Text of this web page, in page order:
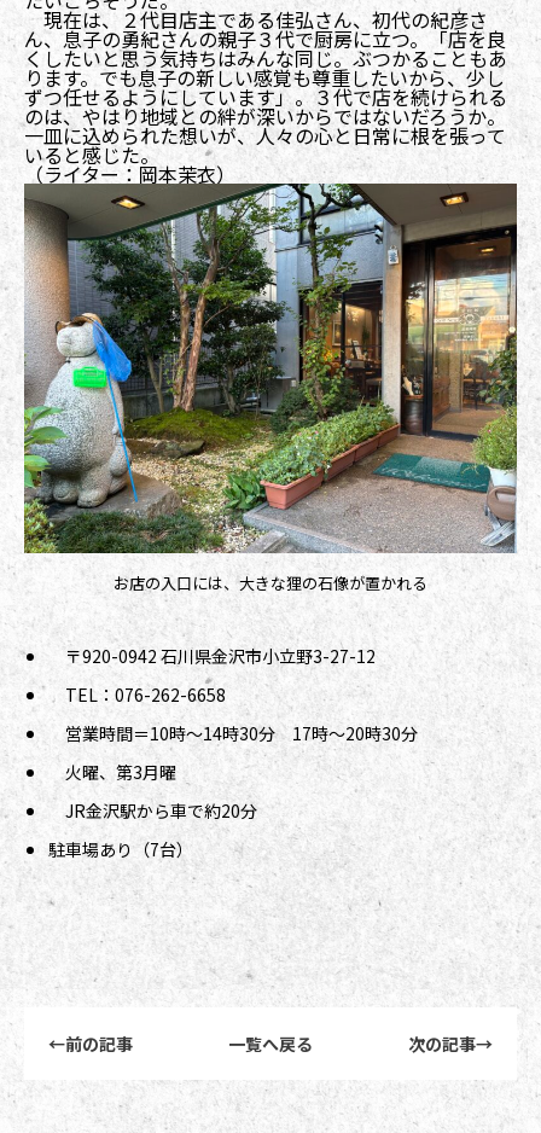
現在は、２代目店主である佳弘さん、初代の紀彦さ
ん、息子の勇紀さんの親子３代で厨房に立つ。「店を良
くしたいと思う気持ちはみんな同じ。ぶつかることもあ
ります。でも息子の新しい感覚も尊重したいから、少し
ずつ任せるようにしています」。３代で店を続けられる
のは、やはり地域との絆が深いからではないだろうか。
一皿に込められた想いが、人々の心と日常に根を張って
いると感じた。
（ライター：岡本茉衣）
お店の入口には、大きな狸の石像が置かれる
〒920-0942 石川県金沢市小立野3-27-12
TEL：076-262-6658
営業時間＝10時～14時30分 17時～20時30分
火曜、第3月曜
JR金沢駅から車で約20分
駐車場あり（7台）
←前の記事 一覧へ戻る 次の記事→